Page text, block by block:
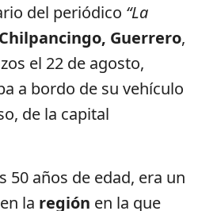
del periódico “La
Chilpancingo, Guerrero,
el 22 de agosto,
a bordo de su vehículo
de la capital
50 años de edad, era un
la región en la que